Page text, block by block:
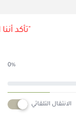
"تأكد
0%
الانتقال التلقائي